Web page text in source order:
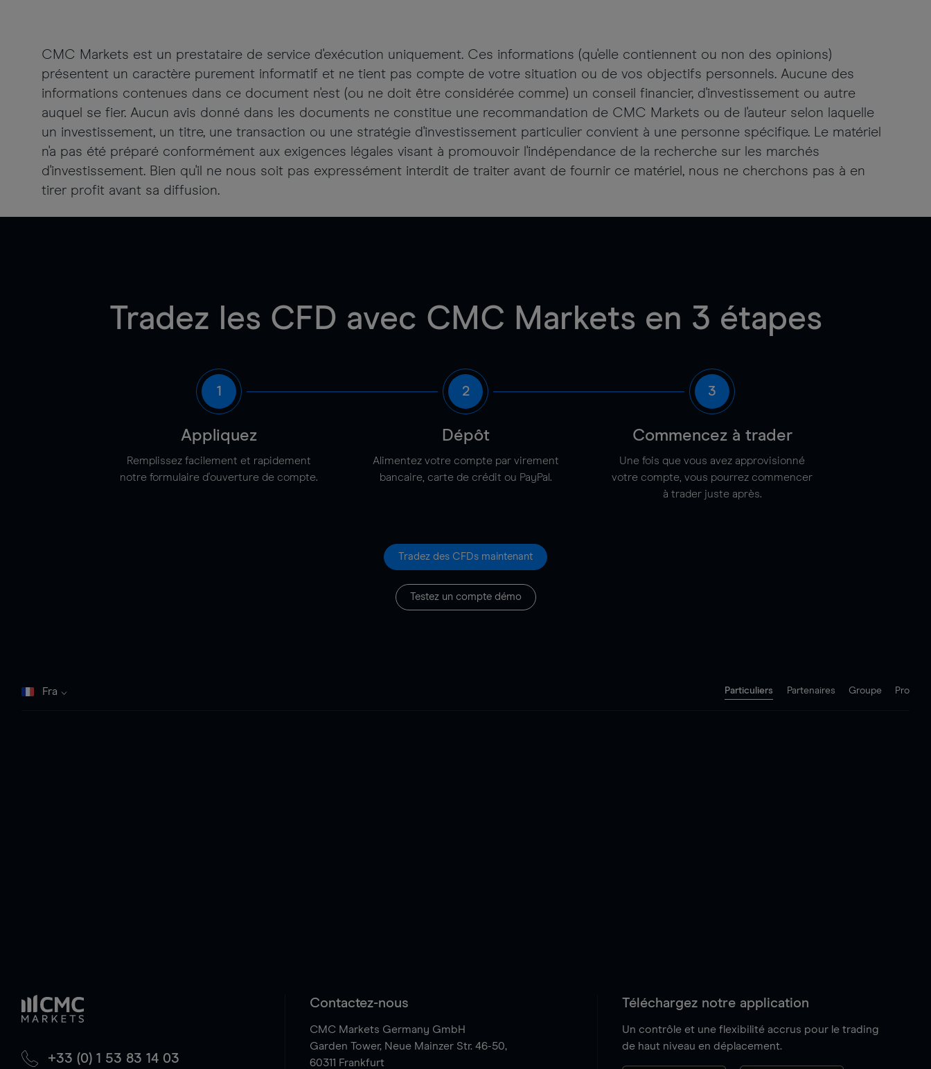
CMC Markets est un prestataire de service d'exécution uniquement. Ces informations (qu'elle contiennent ou non des opinions)
présentent un caractère purement informatif et ne tient pas compte de votre situation ou de vos objectifs personnels. Aucune des
informations contenues dans ce document n'est (ou ne doit être considérée comme) un conseil financier, d'investissement ou autre
auquel se fier. Aucun avis donné dans les documents ne constitue une recommandation de CMC Markets ou de l'auteur selon laquelle
un investissement, un titre, une transaction ou une stratégie d'investissement particulier convient à une personne spécifique. Le matériel
n'a pas été préparé conformément aux exigences légales visant à promouvoir l'indépendance de la recherche sur les marchés
d'investissement. Bien qu'il ne nous soit pas expressément interdit de traiter avant de fournir ce matériel, nous ne cherchons pas à en
tirer profit avant sa diffusion.
Tradez les CFD avec CMC Markets en 3 étapes
1
Appliquez
Remplissez facilement et rapidement
notre formulaire d'ouverture de compte.
2
Dépôt
Alimentez votre compte par virement
bancaire, carte de crédit ou PayPal.
3
Commencez à trader
Une fois que vous avez approvisionné
votre compte, vous pourrez commencer
à trader juste après.
Tradez des CFDs maintenant
Testez un compte démo
Fra Particuliers Partenaires Groupe Pro
+33 (0) 1 53 83 14 03
Contactez-nous
CMC Markets Germany GmbH
Garden Tower, Neue Mainzer Str. 46-50,
60311 Frankfurt
Téléchargez notre application
Un contrôle et une flexibilité accrus pour le trading
de haut niveau en déplacement.